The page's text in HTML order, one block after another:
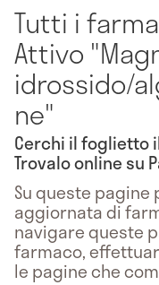
Tutti i
Attivo
idrossido/
ne"
Cerchi il foglietto
Trovalo online su
Su queste
aggiornata di
navigare queste
farmaco,
le pagine che